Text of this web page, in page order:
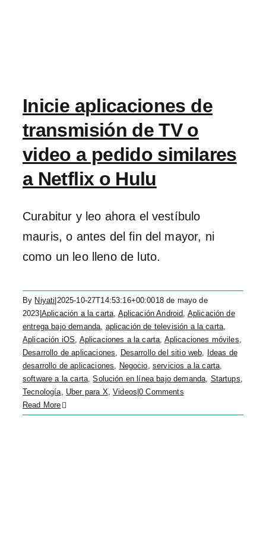
Inicie aplicaciones de
transmisión de TV o
video a pedido similares
a Netflix o Hulu
Curabitur y leo ahora el vestíbulo
mauris, o antes del fin del mayor, ni
como un leo lleno de luto.
By Niyati 2025-10-27T14:53:16+00:0018 de mayo de
2023 Aplicación a la carta, Aplicación Android, Aplicación de
entrega bajo demanda, aplicación de televisión a la carta,
Aplicación iOS, Aplicaciones a la carta, Aplicaciones móviles,
Desarrollo de aplicaciones, Desarrollo del sitio web,
Ideas de
desarrollo de aplicaciones, Negocio, servicios a la carta,
software a la carta,Solución en línea bajo demanda, Startups,
Tecnología, Uber para X,Videos |0 Comments
Read More